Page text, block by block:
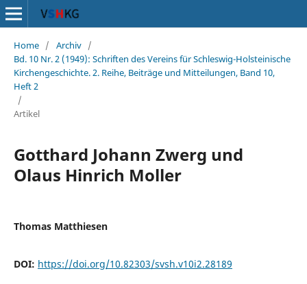
Home / Archiv /
Bd. 10 Nr. 2 (1949): Schriften des Vereins für Schleswig-Holsteinische
Kirchengeschichte. 2. Reihe, Beiträge und Mitteilungen, Band 10,
Heft 2
/
Artikel
Gotthard Johann Zwerg und
Olaus Hinrich Moller
Thomas Matthiesen
DOI: https://doi.org/10.82303/svsh.v10i2.28189